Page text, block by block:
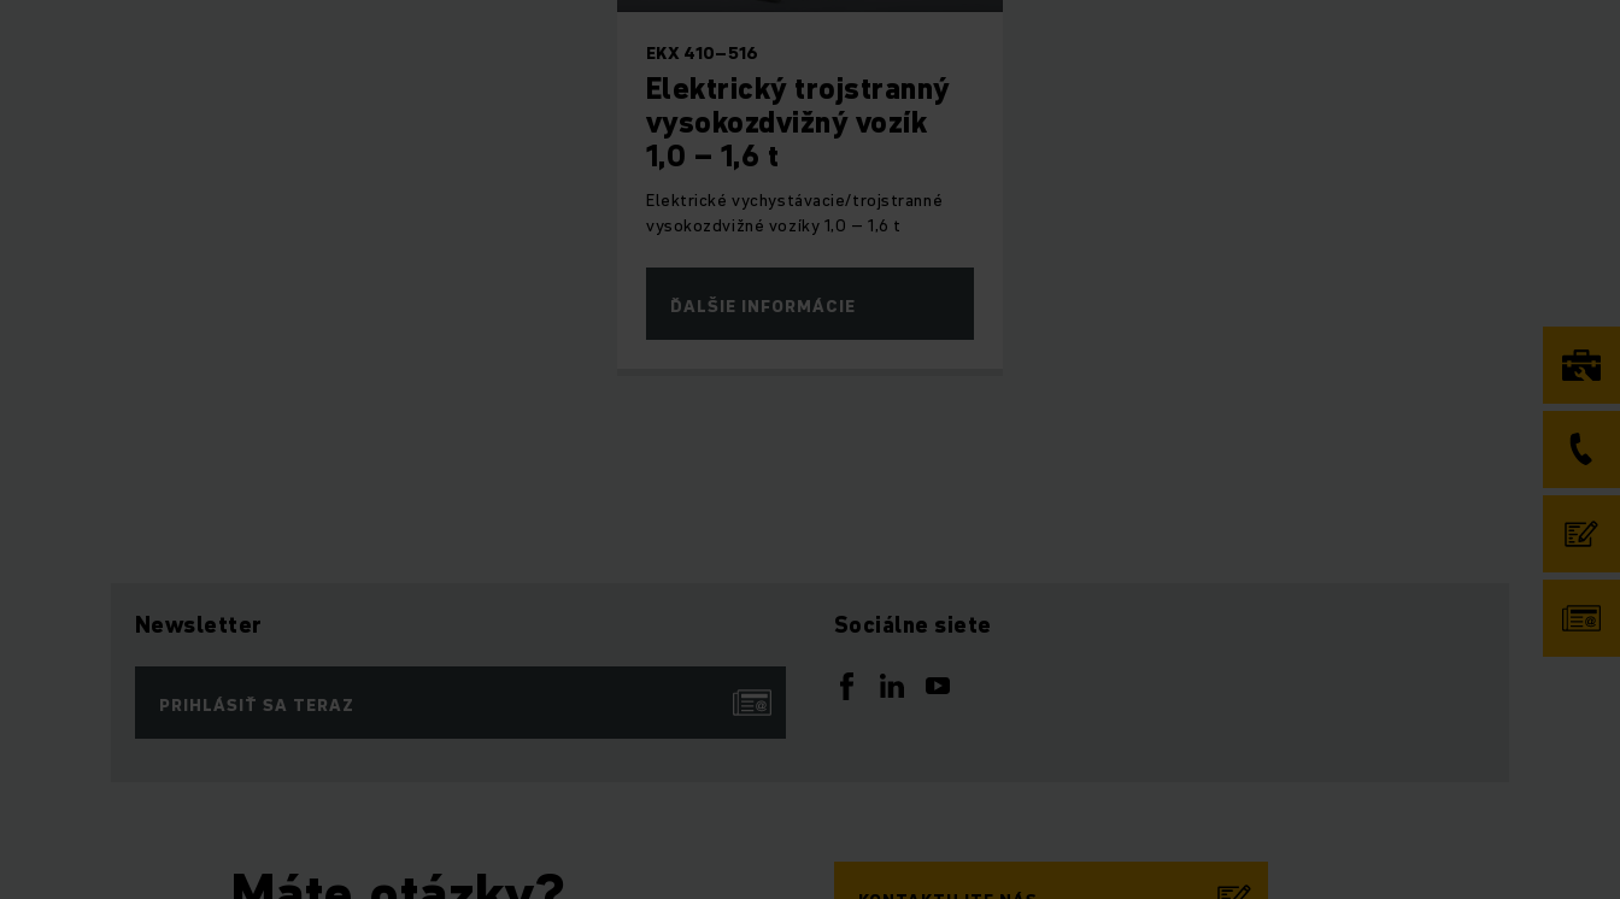
EKX 410–516
Elektrický trojstranný
vysokozdvižný vozík
1,0 – 1,6 t
Elektrické vychystávacie/trojstranné
vysokozdvižné vozíky 1,0 – 1,6 t
ĎALŠIE INFORMÁCIE
Newsletter
PRIHLÁSIŤ SA TERAZ
Sociálne siete